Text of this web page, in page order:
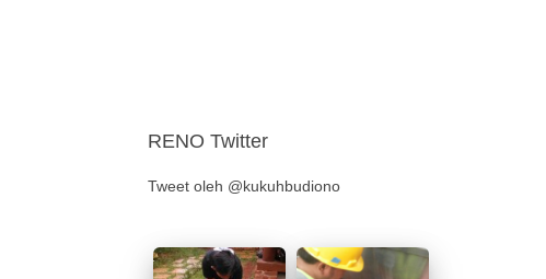
RENO Twitter
Tweet oleh @kukuhbudiono